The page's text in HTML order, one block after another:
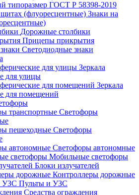
типоразмер ГОСТ Р 58398-2019
Знаки на
Дорожные столбики
Прицепы прикрытия
Светодиодные знаки
Зеркала
для улицы
Зеркала
для помещений
Светофоры
Светофоры
Светофоры автономные
Мобильные светофоры
Блоки излучателей
Контроллеры дорожные
Пульты и УЗС
Средства ограждения